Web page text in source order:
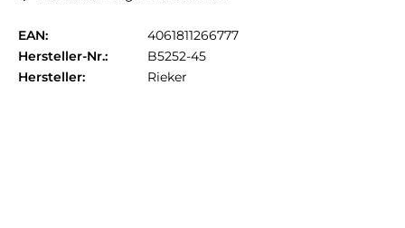
EAN:
4061811266777
Hersteller-Nr.:
B5252-45
Hersteller:
Rieker